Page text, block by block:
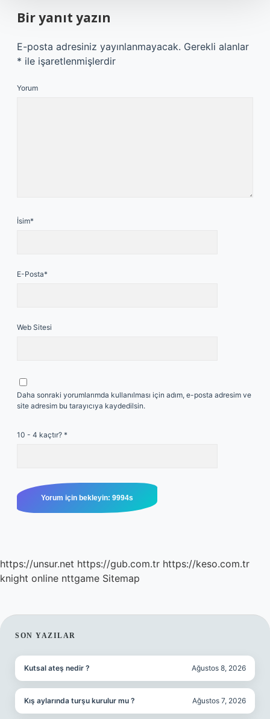
Bir yanıt yazın
E-posta adresiniz yayınlanmayacak. Gerekli alanlar
* ile işaretlenmişlerdir
Yorum
İsim*
E-Posta*
Web Sitesi
Daha sonraki yorumlarımda kullanılması için adım, e-posta adresim ve
site adresim bu tarayıcıya kaydedilsin.
10 - 4 kaçtır? *
https://unsur.net https://gub.com.tr https://keso.com.tr
knight online nttgame Sitemap
SIDEBAR
SON YAZILAR
Kutsal ateş nedir ? Ağustos 8, 2026
Kış aylarında turşu kurulur mu ? Ağustos 7, 2026